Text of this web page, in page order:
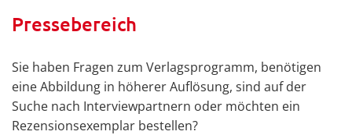
Pressebereich
Sie haben Fragen zum Verlagsprogramm, benötigen
eine Abbildung in höherer Auflösung, sind auf der
Suche nach Interviewpartnern oder möchten ein
Rezensionsexemplar bestellen?